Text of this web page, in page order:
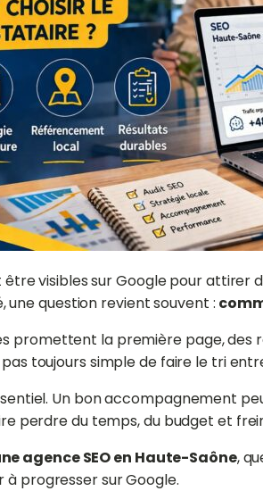
être visibles sur Google pour
une question revient souvent :
promettent la première page, des
pas toujours simple de faire le tri
Un bon accompagnement
perdre du temps, du budget et
agence SEO en Haute-Saône,
progresser sur Google.